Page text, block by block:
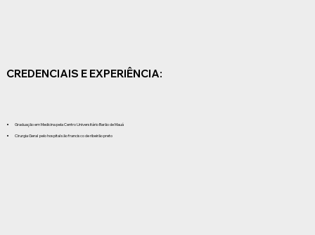
Graduação em Medicina pela Centro Universitário Barão de Mauá
Cirurgia Geral pelo hospital são francisco de ribeirão preto
CREDENCIAIS E EXPERIÊNCIA: